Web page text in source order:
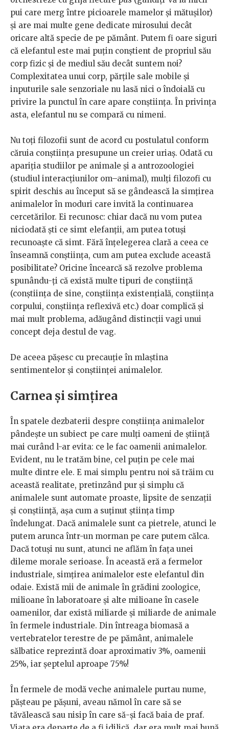
pui care merg între picioarele mamelor și mătușilor)
și are mai multe gene dedicate mirosului decât
oricare altă specie de pe pământ. Putem fi oare siguri
că elefantul este mai puțin conștient de propriul său
corp fizic și de mediul său decât suntem noi?
Complexitatea unui corp, părțile sale mobile și
inputurile sale senzoriale nu lasă nici o îndoială cu
privire la punctul în care apare conștiința. În privința
asta, elefantul nu se compară cu nimeni.
Nu toți filozofii sunt de acord cu postulatul conform
căruia conștiința presupune un creier uriaș. Odată cu
apariția studiilor pe animale și a antrozoologiei
(studiul interacțiunilor om–animal), mulți filozofi cu
spirit deschis au început să se gândească la simțirea
animalelor în moduri care invită la continuarea
cercetărilor. Ei recunosc: chiar dacă nu vom putea
niciodată ști ce simt elefanții, am putea totuși
recunoaște că simt. Fără înțelegerea clară a ceea ce
înseamnă conștiința, cum am putea exclude această
posibilitate? Oricine încearcă să rezolve problema
spunându-ți că există multe tipuri de conștiință
(conștiința de sine, conștiința existențială, conștiința
corpului, conștiința reflexivă etc.) doar complică și
mai mult problema, adăugând distincții vagi unui
concept deja destul de vag.
De aceea pășesc cu precauție în mlaștina
sentimentelor și conștiinței animalelor.
Carnea și simțirea
În spatele dezbaterii despre conștiința animalelor
pândește un subiect pe care mulți oameni de știință
mai curând l-ar evita: ce le fac oamenii animalelor.
Evident, nu le tratăm bine, cel puțin pe cele mai
multe dintre ele. E mai simplu pentru noi să trăim cu
această realitate, pretinzând pur și simplu că
animalele sunt automate proaste, lipsite de senzații
și conștiință, așa cum a suținut știința timp
îndelungat. Dacă animalele sunt ca pietrele, atunci le
putem arunca într-un morman pe care putem călca.
Dacă totuși nu sunt, atunci ne aflăm în fața unei
dileme morale serioase. În această eră a fermelor
industriale, simțirea animalelor este elefantul din
odaie. Există mii de animale în grădini zoologice,
milioane în laboratoare și alte milioane în casele
oamenilor, dar există miliarde și miliarde de animale
în fermele industriale. Din întreaga biomasă a
vertebratelor terestre de pe pământ, animalele
sălbatice reprezintă doar aproximativ 3%, oamenii
25%, iar șeptelul aproape 75%!
În fermele de modă veche animalele purtau nume,
pășteau pe pășuni, aveau nămol în care să se
tăvălească sau nisip în care să-și facă baia de praf.